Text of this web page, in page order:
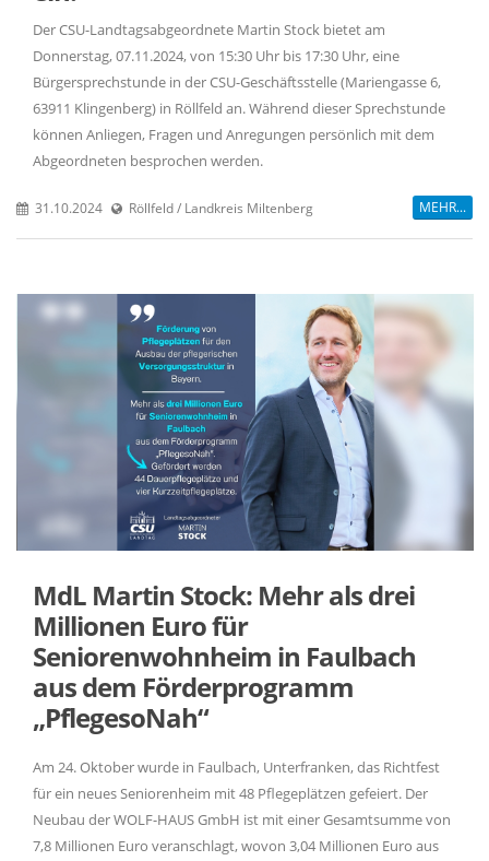
Der CSU-Landtagsabgeordnete Martin Stock bietet am
Donnerstag, 07.11.2024, von 15:30 Uhr bis 17:30 Uhr, eine
Bürgersprechstunde in der CSU-Geschäftsstelle (Mariengasse 6,
63911 Klingenberg) in Röllfeld an. Während dieser Sprechstunde
können Anliegen, Fragen und Anregungen persönlich mit dem
Abgeordneten besprochen werden.
31.10.2024 Röllfeld / Landkreis Miltenberg MEHR...
MdL Martin Stock: Mehr als drei
Millionen Euro für
Seniorenwohnheim in Faulbach
aus dem Förderprogramm
PflegesoNah“
Am 24. Oktober wurde in Faulbach, Unterfranken, das Richtfest
für ein neues Seniorenheim mit 48 Pflegeplätzen gefeiert. Der
Neubau der WOLF-HAUS GmbH ist mit einer Gesamtsumme von
7,8 Millionen Euro veranschlagt, wovon 3,04 Millionen Euro aus